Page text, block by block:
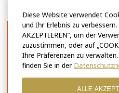
Diese Website verwendet
und Ihr Erlebnis zu verbessern.
AKZEPTIEREN“, um der
zuzustimmen, oder auf
Ihre Präferenzen zu
finden Sie in der
ALLE